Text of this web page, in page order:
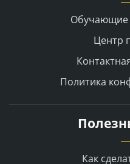
Обучающие
Центр
Политика
Как